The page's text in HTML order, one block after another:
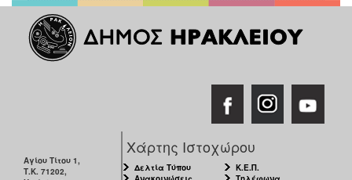
Αγίου Τίτου 1,
Τ.Κ. 71202,
Χάρτης Ιστοχώρου
Δελτία Τύπου
Κ.Ε.Π.